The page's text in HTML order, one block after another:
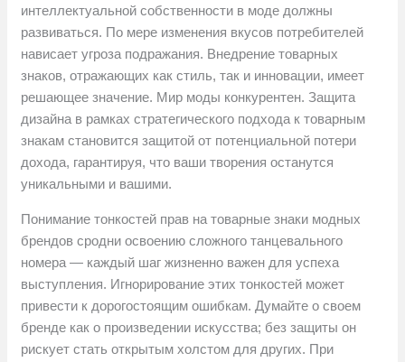
интеллектуальной собственности в моде должны
развиваться. По мере изменения вкусов потребителей
нависает угроза подражания. Внедрение товарных
знаков, отражающих как стиль, так и инновации, имеет
решающее значение. Мир моды конкурентен. Защита
дизайна в рамках стратегического подхода к товарным
знакам становится защитой от потенциальной потери
дохода, гарантируя, что ваши творения останутся
уникальными и вашими.
Понимание тонкостей прав на товарные знаки модных
брендов сродни освоению сложного танцевального
номера — каждый шаг жизненно важен для успеха
выступления. Игнорирование этих тонкостей может
привести к дорогостоящим ошибкам. Думайте о своем
бренде как о произведении искусства; без защиты он
рискует стать открытым холстом для других. При